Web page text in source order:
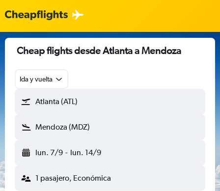
Cheap flights desde Atlanta a Mendoza
Ida y vuelta
Atlanta (ATL)
Mendoza (MDZ)
lun. 7/9 - lun. 14/9
1 pasajero, Económica